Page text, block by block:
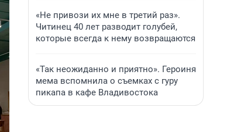
«Не привози их мне в третий раз».
Читинец 40 лет разводит голубей,
которые всегда к нему возвращаются
«Так неожиданно и приятно». Героиня
мема вспомнила о съемках с гуру
пикапа в кафе Владивостока